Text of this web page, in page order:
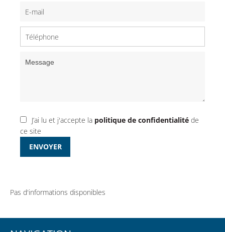
J’ai lu et j'accepte la politique de confidentialité de
ce site
ENVOYER
Pas d'informations disponibles